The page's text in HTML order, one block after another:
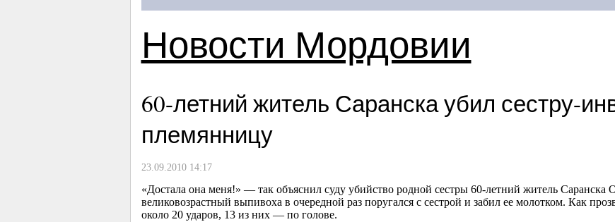
Новости Мордовии
60-летний житель Саранска убил сестру-
племянницу
23.09.2010 14:17
«Достала она меня!» — так объяснил суду убийство родной сестры 60-летний житель Саранска
великовозрастный выпивоха в очередной раз поругался с сестрой и забил ее молотком. Как
около 20 ударов, 13 из них — по голове.